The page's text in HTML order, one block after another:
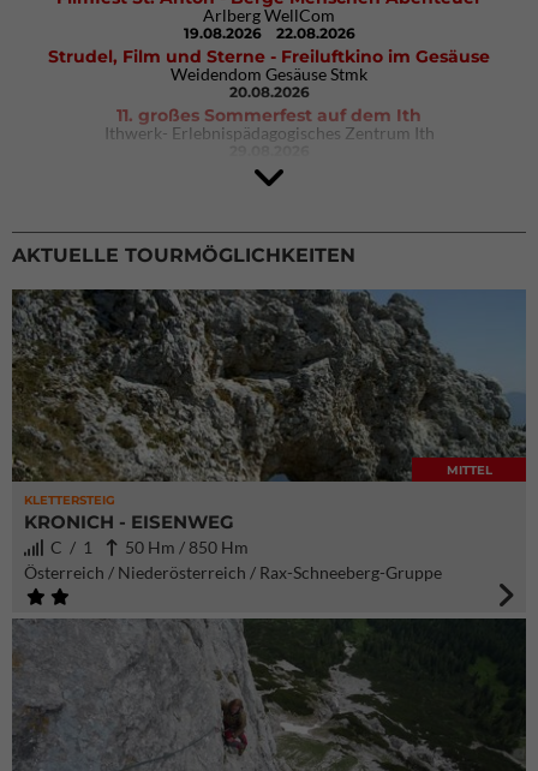
Arlberg WellCom
19.08.2026 22.08.2026
Strudel, Film und Sterne - Freiluftkino im Gesäuse
Weidendom Gesäuse Stmk
20.08.2026
11. großes Sommerfest auf dem Ith
Ithwerk- Erlebnispädagogisches Zentrum Ith
4Blocs KIDS 2026
DAV Kletter- & Boulderzentrum München Süd (Thalkirchen)
AKTUELLE TOURMÖGLICHKEITEN
KLETTERSTEIG
MITTEL
KRONICH - EISENWEG
C / 1
50 Hm / 850 Hm
Österreich / Niederösterreich / Rax-Schneeberg-Gruppe